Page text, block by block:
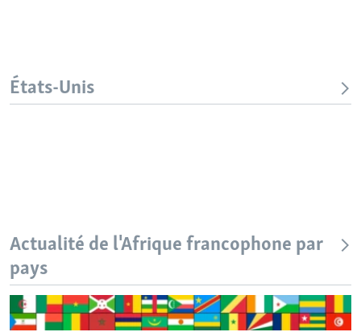
États-Unis
Actualité de l'Afrique francophone par
pays